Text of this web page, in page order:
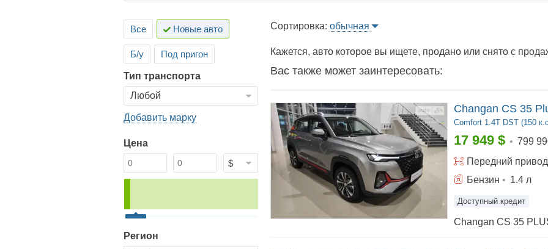
Все Новые авто
Б/у Под пригон
Тип транспорта
Добавить марку
Цена
Регион
Сортировка: обычная
Кажется, авто которое вы ищете, продано или снято с
Вас также может заинтересовать:
Changan CS 35
Comfort 1.4T DST (150
17 949 $ • 799
Передний привод
Бензин • 1.4 л
Доступный кредит